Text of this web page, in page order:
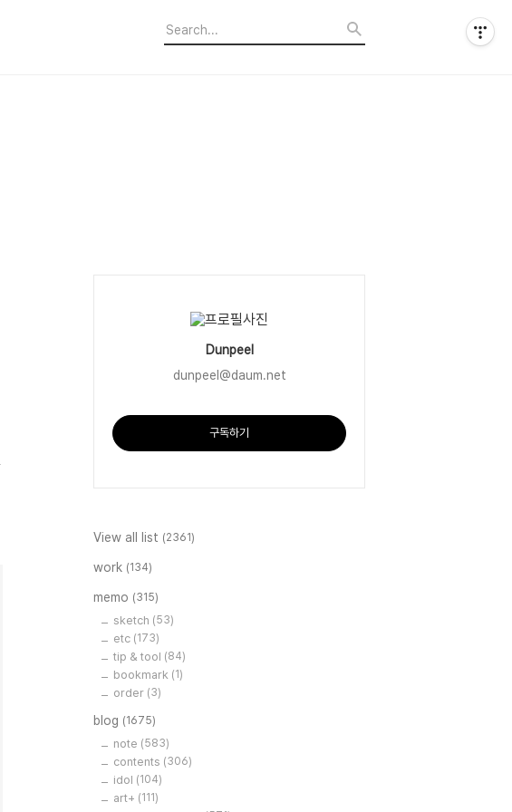
Dunpeel
dunpeel@daum.net
구독하기
View all list (2361)
work (134)
memo (315)
sketch (53)
etc (173)
tip & tool (84)
bookmark (1)
order (3)
blog (1675)
note (583)
contents (306)
idol (104)
art+ (111)